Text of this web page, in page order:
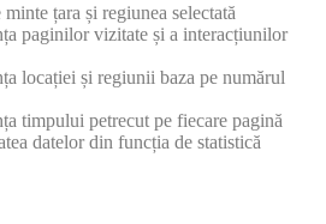
țara și regiunea selectată
paginilor vizitate și a interacțiunilor
locației și regiunii baza pe numărul
timpului petrecut pe fiecare pagină
datelor din funcția de statistică